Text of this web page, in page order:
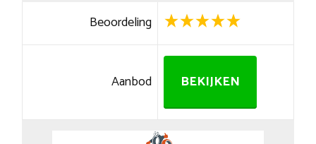
Beoordeling
Aanbod BEKIJKEN